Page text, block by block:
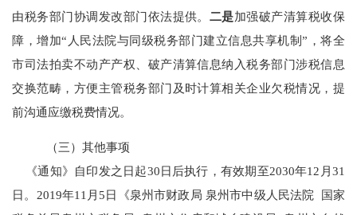
由税务部门协调发改部门依法提供。 二是加强破产清算税收保
障，增加“人民法院与同级税务部门建立信息共享机制”，将全
市司法拍卖不动产产权、破产清算信息纳入税务部门涉税信息
交换范畴，方便主管税务部门及时计算相关企业欠税情况，提
前沟通应缴税费情况。
（三）其他事项
《通知》自印发之日起30日后执行，有效期至2030年12 月31
日。 2019年11 月 5日《泉州市财政局 泉州市中级人民法院
国家